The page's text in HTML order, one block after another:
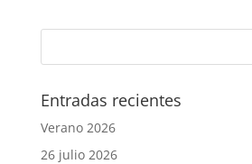
Entradas recientes
Verano 2026
26 julio 2026